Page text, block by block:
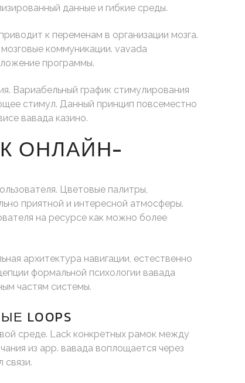
данные и гибкие среды.
к переменам в организации мозга.
коммуникации. vavada
программы.
Вариабельный график стимулирования
стимул. Данный принцип повсеместно
вавада казино.
ОНЛАЙН-
Цветовые палитры,
приятной и интересной атмосферы.
на ресурсе как можно более
архитектура навигации, естественно
формальной психологии вавада
частям системы.
LOOPS
среде. Lack конкретных рамок между
из app. вавада воплощается через